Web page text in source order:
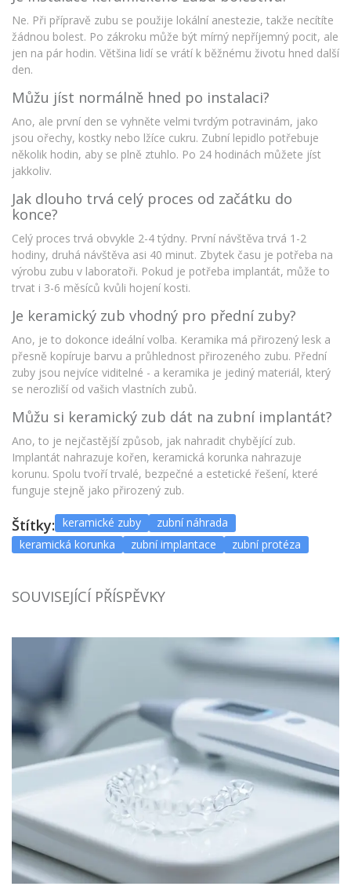
Ne. Při přípravě zubu se použije lokální anestezie, takže necítíte
žádnou bolest. Po zákroku může být mírný nepříjemný pocit, ale
jen na pár hodin. Většina lidí se vrátí k běžnému životu hned další
den.
Můžu jíst normálně hned po instalaci?
Ano, ale první den se vyhněte velmi tvrdým potravinám, jako
jsou ořechy, kostky nebo lžíce cukru. Zubní lepidlo potřebuje
několik hodin, aby se plně ztuhlo. Po 24 hodinách můžete jíst
jakkoliv.
Jak dlouho trvá celý proces od začátku do
konce?
Celý proces trvá obvykle 2-4 týdny. První návštěva trvá 1-2
hodiny, druhá návštěva asi 40 minut. Zbytek času je potřeba na
výrobu zubu v laboratoři. Pokud je potřeba implantát, může to
trvat i 3-6 měsíců kvůli hojení kosti.
Je keramický zub vhodný pro přední zuby?
Ano, je to dokonce ideální volba. Keramika má přirozený lesk a
přesně kopíruje barvu a průhlednost přirozeného zubu. Přední
zuby jsou nejvíce viditelné - a keramika je jediný materiál, který
se nerozliší od vašich vlastních zubů.
Můžu si keramický zub dát na zubní implantát?
Ano, to je nejčastější způsob, jak nahradit chybějící zub.
Implantát nahrazuje kořen, keramická korunka nahrazuje
korunu. Spolu tvoří trvalé, bezpečné a estetické řešení, které
funguje stejně jako přirozený zub.
Štítky: keramické zuby
zubní náhrada
keramická korunka
zubní implantace zubní protéza
SOUVISEJÍCÍ PŘÍSPĚVKY